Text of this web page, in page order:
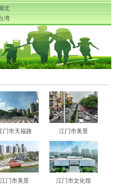
北
湾
门市天福路 江门市美景
江门市美景 江门市文化馆